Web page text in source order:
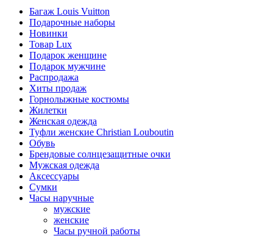
Багаж Louis Vuitton
Подарочные наборы
Новинки
Товар Lux
Подарок женщине
Подарок мужчине
Распродажа
Хиты продаж
Горнолыжные костюмы
Жилетки
Женская одежда
Туфли женские Christian Louboutin
Обувь
Брендовые солнцезащитные очки
Мужская одежда
Аксессуары
Сумки
Часы наручные
мужские
женские
Часы ручной работы